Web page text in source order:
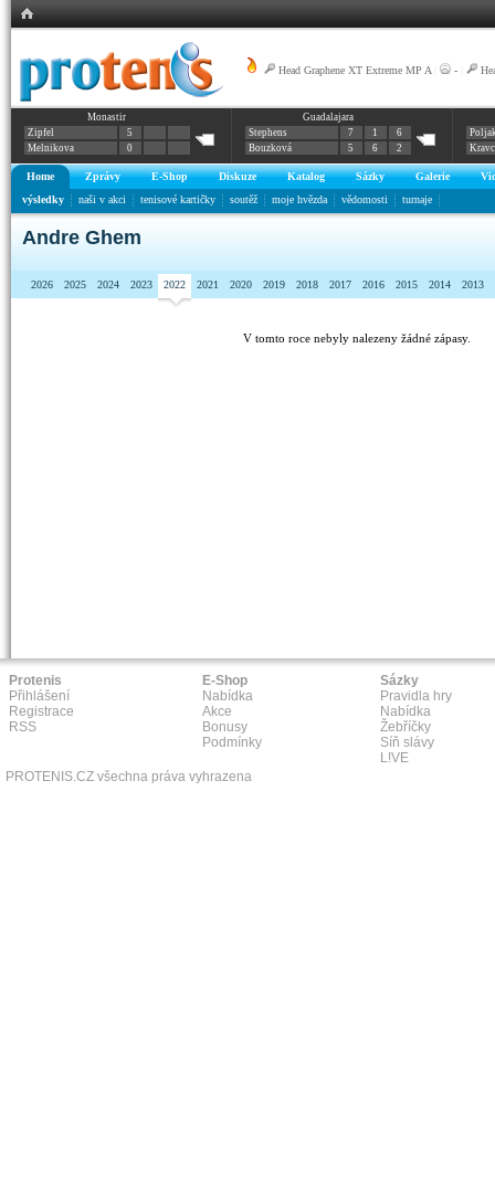
Head Graphene XT Extreme MP A -
Monastir
Zipfel
5
Melnikova
0
Guadalajara
Stephens
7 1
6
Bouzková
5 6 2
Home Zprávy E-Shop Diskuze Katalog Sázky Galerie
výsledky
naši v akci tenisové kartičky soutěž moje hvězda vědomosti turnaje
Andre Ghem
2026 2025 2024 2023 2022 2021 2020 2019 2018 2017 2016 2015 2014 2013
V tomto roce nebyly nalezeny žádné zápasy.
Protenis
Přihlášení
Registrace
RSS
E-Shop
Nabídka
Akce
Bonusy
Podmínky
Sázky
Pravidla hry
Nabídka
Žebříčky
Síň slávy
L!VE
PROTENIS.CZ všechna práva vyhrazena